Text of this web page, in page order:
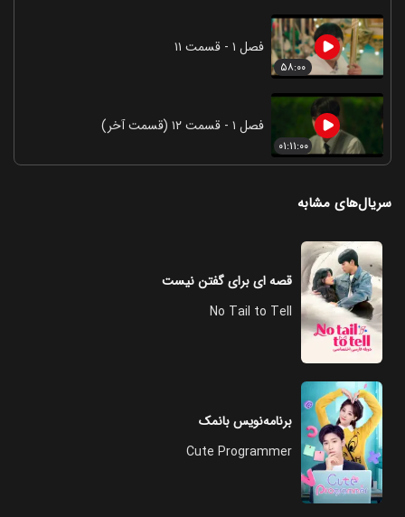
۵۸:۰۰
فصل ۱ - قسمت ۱۱
۰۱:۱۱:۰۰
فصل ۱ - قسمت ۱۲ (قسمت آخر)
سریال‌های مشابه
قصه ای برای گفتن نیست
No Tail to Tell
برنامه‌نویس بانمک
Cute Programmer